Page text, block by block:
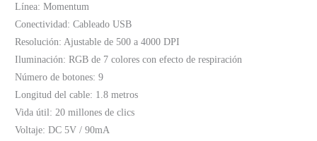
Línea: Momentum
Conectividad: Cableado USB
Resolución: Ajustable de 500 a 4000 DPI
Iluminación: RGB de 7 colores con efecto de respiración
Número de botones: 9
Longitud del cable: 1.8 metros
Vida útil: 20 millones de clics
Voltaje: DC 5V / 90mA